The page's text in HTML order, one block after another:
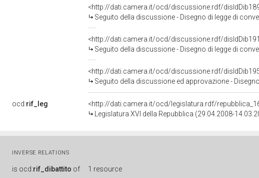
<http://dati.camera.it/ocd/discussione.rdf/
Seguito della discussione - Disegno di legge di
<http://dati.camera.it/ocd/discussione.rdf/
Seguito della discussione - Disegno di legge di
<http://dati.camera.it/ocd/discussione.rdf/
Seguito della discussione ed approvazione - Disegno di
ocd:rif_leg
<http://dati.camera.it/ocd/legislatura.rdf/
Legislatura XVI della Repubblica (29.04.2008-
INVERSE RELATIONS
is ocd:rif_dibattito of 1 resource